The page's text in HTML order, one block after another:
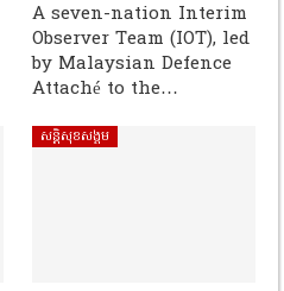
A seven-nation Interim
Observer Team (IOT), led
by Malaysian Defence
Attaché to the…
សន្តិសុខសង្គម